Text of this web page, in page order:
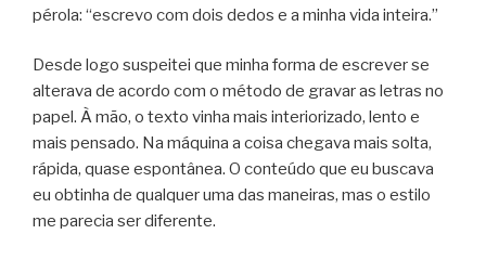
pérola: “escrevo com dois dedos e a minha vida inteira.”
Desde logo suspeitei que minha forma de escrever se
alterava de acordo com o método de gravar as letras no
papel. À mão, o texto vinha mais interiorizado, lento e
mais pensado. Na máquina a coisa chegava mais solta,
rápida, quase espontânea. O conteúdo que eu buscava
eu obtinha de qualquer uma das maneiras, mas o estilo
me parecia ser diferente.